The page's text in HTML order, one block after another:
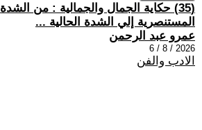
(35) حكاية الجمال والجمالية : من الشدة
المستنصرية إلي الشدة الحالية ...
عمرو عبد الرحمن
2026 / 8 / 6
الادب والفن